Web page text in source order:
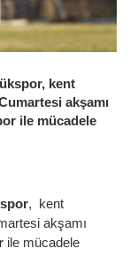
kent
akşamı
ile mücadele
, kent
akşamı
ile mücadele